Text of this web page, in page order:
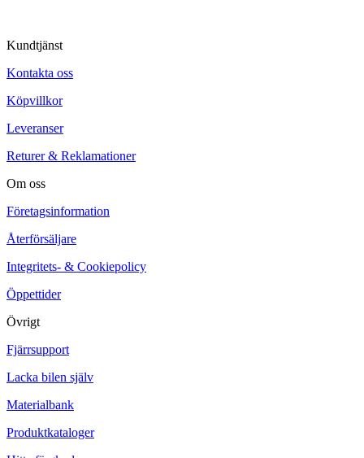
Kundtjänst
Kontakta oss
Köpvillkor
Leveranser
Returer & Reklamationer
Om oss
Företagsinformation
Återförsäljare
Integritets- & Cookiepolicy
Öppettider
Övrigt
Fjärrsupport
Lacka bilen själv
Materialbank
Produktkataloger